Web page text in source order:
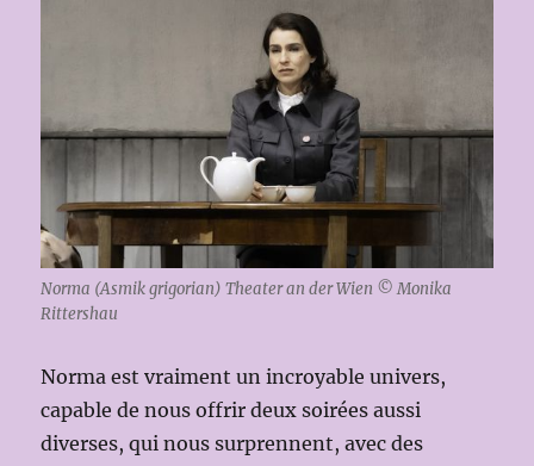
Norma (Asmik grigorian) Theater an der Wien © Monika
Rittershau
Norma est vraiment un incroyable univers,
capable de nous offrir deux soirées aussi
diverses, qui nous surprennent, avec des